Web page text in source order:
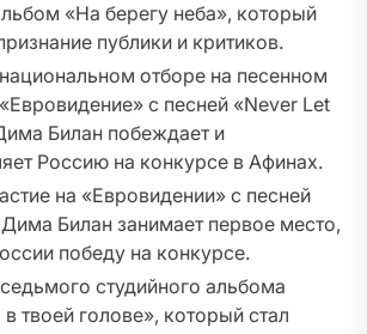
«На берегу неба», который
публики и критиков.
отборе на песенном
с песней «Never Let
Билан побеждает и
Россию на конкурсе в Афинах.
на «Евровидении» с песней
Билан занимает первое место,
победу на конкурсе.
студийного альбома
твоей голове», который стал